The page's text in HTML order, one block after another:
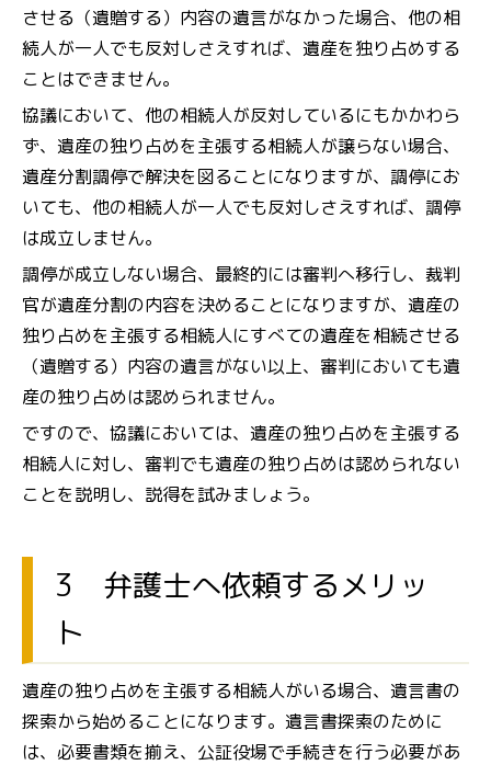
させる（遺贈する）内容の遺言がなかった場合、他の相
続人が一人でも反対しさえすれば、遺産を独り占めする
ことはできません。
協議において、他の相続人が反対しているにもかかわら
ず、遺産の独り占めを主張する相続人が譲らない場合、
遺産分割調停で解決を図ることになりますが、調停にお
いても、他の相続人が一人でも反対しさえすれば、調停
は成立しません。
調停が成立しない場合、最終的には審判へ移行し、裁判
官が遺産分割の内容を決めることになりますが、遺産の
独り占めを主張する相続人にすべての遺産を相続させる
（遺贈する）内容の遺言がない以上、審判においても遺
産の独り占めは認められません。
ですので、協議においては、遺産の独り占めを主張する
相続人に対し、審判でも遺産の独り占めは認められない
ことを説明し、説得を試みましょう。
3 弁護士へ依頼するメリッ
ト
遺産の独り占めを主張する相続人がいる場合、遺言書の
探索から始めることになります。遺言書探索のために
は、必要書類を揃え、公証役場で手続きを行う必要があ